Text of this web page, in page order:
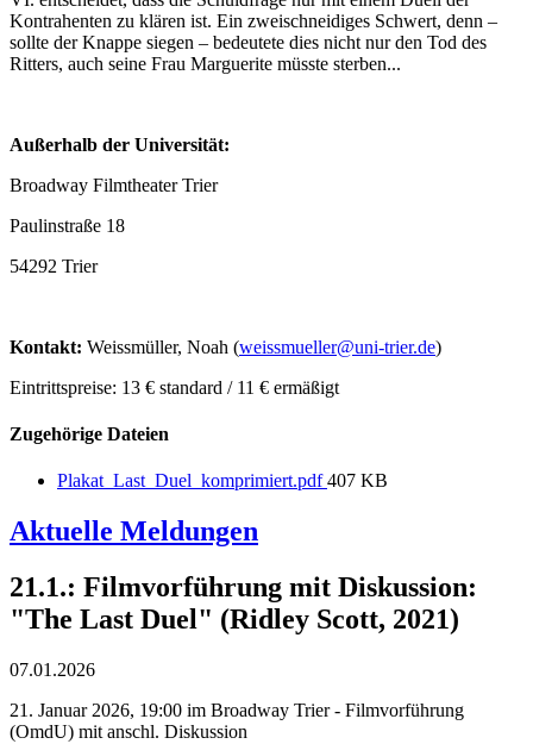
Kontrahenten zu klären ist. Ein zweischneidiges Schwert, denn –
sollte der Knappe siegen – bedeutete dies nicht nur den Tod des
Ritters, auch seine Frau Marguerite müsste sterben...
Außerhalb der Universität:
Broadway Filmtheater Trier
Paulinstraße 18
54292 Trier
Kontakt: Weissmüller, Noah (weissmueller@uni-trier.de)
Eintrittspreise: 13 € standard / 11 € ermäßigt
Zugehörige Dateien
Plakat_Last_Duel_komprimiert.pdf407 KB
Aktuelle Meldungen
21.1.: Filmvorführung mit Diskussion:
"The Last Duel" (Ridley Scott, 2021)
07.01.2026
21. Januar 2026, 19:00 im Broadway Trier - Filmvorführung
(OmdU) mit anschl. Diskussion